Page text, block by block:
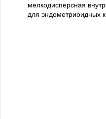
мелкодисперсная
для эндометриоидных